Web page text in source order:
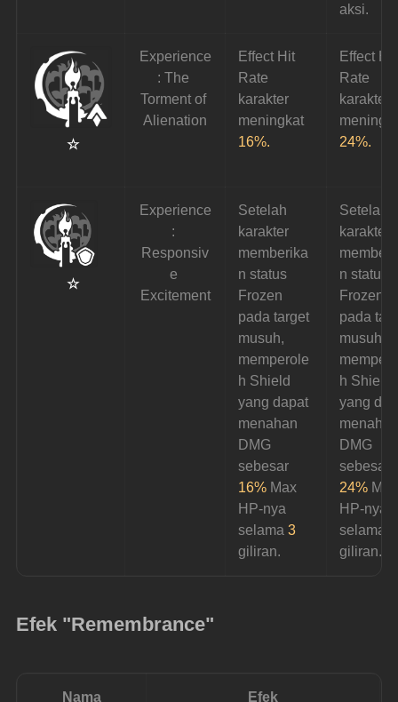
aksi.
☆
Experience
: The
Torment of
Alienation
Effect Hit
Rate
karakter
meningkat
16%.
Effect
Rate
karakter
24%.
☆
Experience
:
Responsiv
e
Excitement
Setelah
karakter
memberika
n status
Frozen
pada target
musuh,
memperole
h Shield
yang dapat
menahan
DMG
sebesar
16% Max
HP-nya
selama 3
giliran.
Setelah
karakter
n status
Frozen
pada
musuh,
h Shield
yang
DMG
sebesar
24% Max
HP-nya
selama
giliran.
Efek "Remembrance"
Nama Efek